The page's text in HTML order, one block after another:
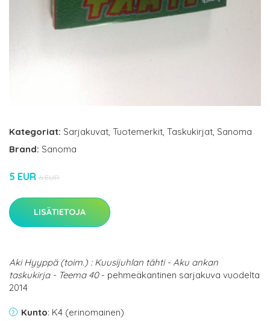
Kategoriat: Sarjakuvat Tuotemerkit Taskukirjat Sanoma
Brand: Sanoma
5 EUR 6 EUR
LISÄTIETOJA
Aki Hyyppä (toim.) : Kuusijuhlan tähti - Aku ankan
taskukirja - Teema 40- pehmeäkantinen sarjakuva vuodelta
2014
Kunto: K4 (erinomainen)